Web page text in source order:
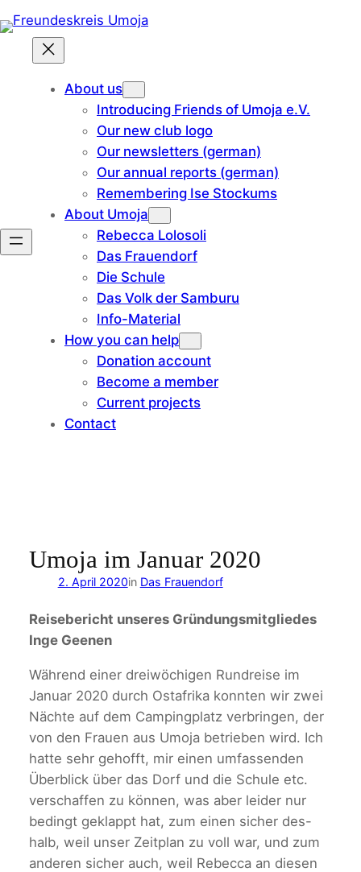
to
content
About us
Introducing Friends of Umoja e.V.
Our new club logo
Our newsletters (german)
Our annual reports (german)
Remembering Ise Stockums
About Umoja
Rebecca Lolosoli
Das Frauendorf
Die Schule
Das Volk der Samburu
Info-Material
How you can help
Donation account
Become a member
Current projects
Contact
Umoja im Januar 2020
2. April 2020in Das Frauendorf
Reisebericht unseres Gründungsmitgliedes
Inge Geenen
Während einer dreiwöchigen Rundreise im
Januar 2020 durch Ostafrika konnten wir zwei
Nächte auf dem Campingplatz verbringen, der
von den Frauen aus Umoja betrieben wird. Ich
hatte sehr gehofft, mir einen umfassenden
Überblick über das Dorf und die Schule etc.
verschaffen zu können, was aber leider nur
bedingt geklappt hat, zum einen sicher des-
halb, weil unser Zeitplan zu voll war, und zum
anderen sicher auch, weil Rebecca an diesen